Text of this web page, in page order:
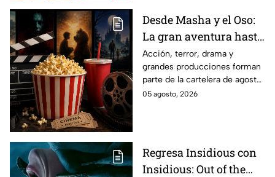
Desde Masha y el Oso:
La gran aventura hasta
El Final de la Calle Oak
con Anne Hathaway.
Esta es la lista
completa de los
México
Acción, terror, drama y
grandes producciones forman
parte de la cartelera de agosto
en México.
05 agosto, 2026
Regresa Insidious con
Insidious: Out of the